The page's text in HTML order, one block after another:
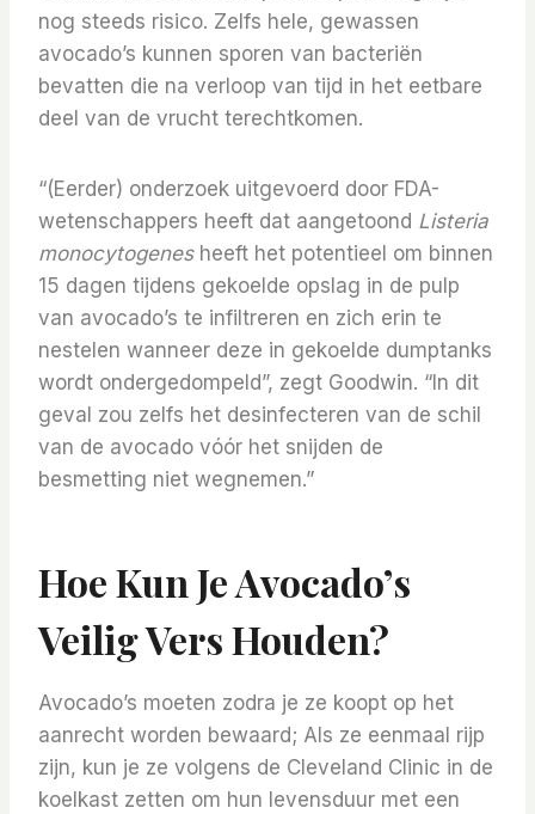
nog steeds risico. Zelfs hele, gewassen
avocado’s kunnen sporen van bacteriën
bevatten die na verloop van tijd in het eetbare
deel van de vrucht terechtkomen.
“(Eerder) onderzoek uitgevoerd door FDA-
wetenschappers heeft dat aangetoond Listeria
monocytogenesheeft het potentieel om binnen
15 dagen tijdens gekoelde opslag in de pulp
van avocado’s te infiltreren en zich erin te
nestelen wanneer deze in gekoelde dumptanks
wordt ondergedompeld”, zegt Goodwin. “In dit
geval zou zelfs het desinfecteren van de schil
van de avocado vóór het snijden de
besmetting niet wegnemen.”
Hoe Kun Je Avocado’s
Veilig Vers Houden?
Avocado’s moeten zodra je ze koopt op het
aanrecht worden bewaard; Als ze eenmaal rijp
zijn, kun je ze volgens de Cleveland Clinic in de
koelkast zetten om hun levensduur met een